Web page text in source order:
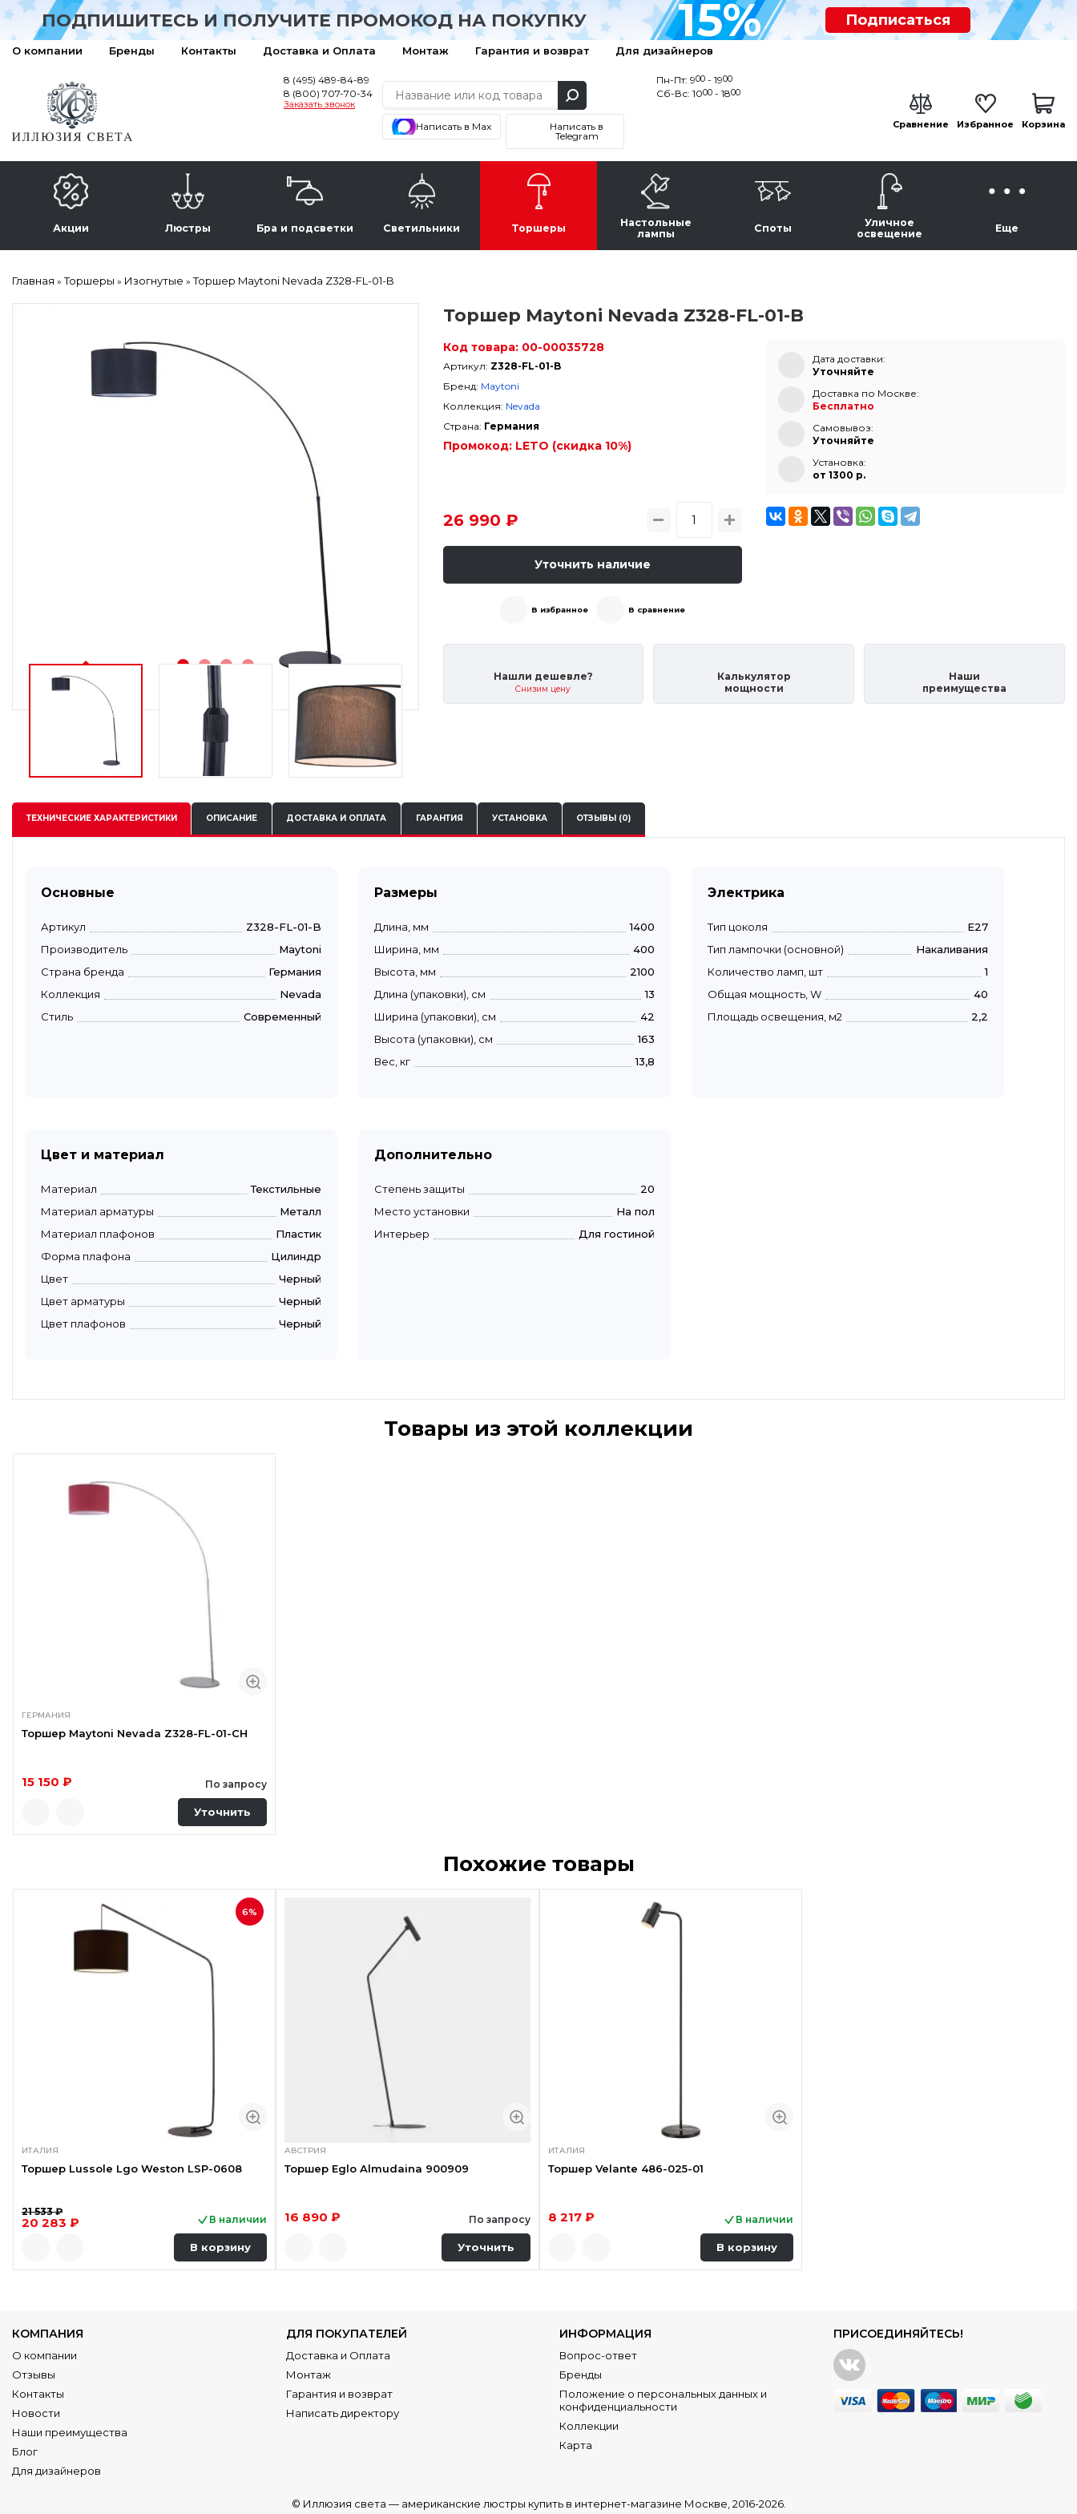
ПОДПИШИТЕСЬ И ПОЛУЧИТЕ ПРОМОКОД НА ПОКУПКУ 15% Подписаться
О компании Бренды Контакты Доставка и Оплата Монтаж Гарантия и возврат Для дизайнеров
8 (495) 489-84-89
8 (800) 707-70-34
Заказать звонок
Написать в Max
Написать в
Telegram
Пн-Пт: 900 - 1900
Сб-Вс: 1000 - 1800
Сравнение Избранное Корзина
Акции Люстры Бра и подсветки Светильники Торшеры
Настольные
лампы
Споты
Уличное
освещение
Еще
Главная »Торшеры » Изогнутые »Торшер Maytoni Nevada Z328-FL-01-B
Торшер Maytoni Nevada Z328-FL-01-B
Код товара: 00-00035728
Артикул: Z328-FL-01-B
Бренд: Maytoni
Коллекция: Nevada
Страна: Германия
Промокод: LETO (скидка 10%)
26 990 ₽
Уточнить наличие
В избранное В сравнение
Дата доставки:
Уточняйте
Доставка по Москве:
Бесплатно
Самовывоз:
Уточняйте
Установка:
от 1300 p.
Нашли дешевле?
Снизим цену
Калькулятор
мощности
Наши
преимущества
ТЕХНИЧЕСКИЕХАРАКТЕРИСТИКИ ОПИСАНИЕ ДОСТАВКА И ОПЛАТА ГАРАНТИЯ УСТАНОВКА ОТЗЫВЫ (0)
Основные
Артикул
Z328-FL-01-B
Производитель
Maytoni
Страна бренда
Германия
Коллекция
Nevada
Стиль
Современный
Размеры
Длина, мм
1400
Ширина, мм
400
Высота, мм
2100
Длина (упаковки), см
13
Ширина (упаковки), см
42
Высота (упаковки), см
163
Вес, кг
13,8
Электрика
Тип цоколя
E27
Тип лампочки (основной)
Накаливания
Количество ламп, шт
1
Общая мощность, W
40
Площадь освещения, м2
2,2
Цвет и материал
Материал
Текстильные
Материал арматуры
Металл
Материал плафонов
Пластик
Форма плафона
Цилиндр
Цвет
Черный
Цвет арматуры
Черный
Цвет плафонов
Черный
Дополнительно
Степень защиты
20
Место установки
На пол
Интерьер
Для гостиной
Товары из этой коллекции
ГЕРМАНИЯ
Торшер Maytoni Nevada Z328-FL-01-CH
15 150 ₽ По запросу
Уточнить
Похожие товары
6%
ИТАЛИЯ
Торшер Lussole Lgo Weston LSP-0608
21 533 ₽
20 283 ₽ В наличии
В корзину
АВСТРИЯ
Торшер Eglo Almudaina 900909
16 890 ₽ По запросу
Уточнить
ИТАЛИЯ
Торшер Velante 486-025-01
8 217 ₽ В наличии
В корзину
КОМПАНИЯ
О компании
Отзывы
Контакты
Новости
Наши преимущества
Блог
Для дизайнеров
ДЛЯ ПОКУПАТЕЛЕЙ
Доставка и Оплата
Монтаж
Гарантия и возврат
Написать директору
ИНФОРМАЦИЯ
Вопрос-ответ
Бренды
Положение о персональных данных и
конфиденциальности
Коллекции
Карта
ПРИСОЕДИНЯЙТЕСЬ!
© Иллюзия света — американские люстры купить в интернет-магазине Москве , 2016-2026.